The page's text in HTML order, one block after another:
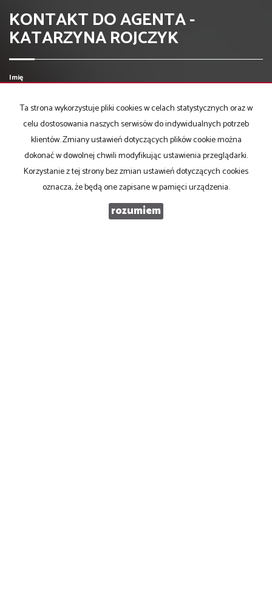
KONTAKT DO AGENTA -
KATARZYNA ROJCZYK
Imię
Email
Ta strona wykorzystuje pliki cookies w celach statystycznych oraz w
celu dostosowania naszych serwisów do indywidualnych potrzeb
klientów. Zmiany ustawień dotyczących plików cookie można
dokonać w dowolnej chwili modyfikując ustawienia przeglądarki.
Korzystanie z tej strony bez zmian ustawień dotyczących cookies
oznacza, że będą one zapisane w pamięci urządzenia.
rozumiem